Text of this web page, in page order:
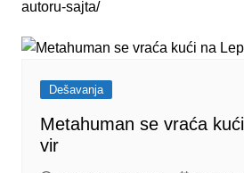
autoru-sajta/
Dešavanja
Metahuman se vraća
vir